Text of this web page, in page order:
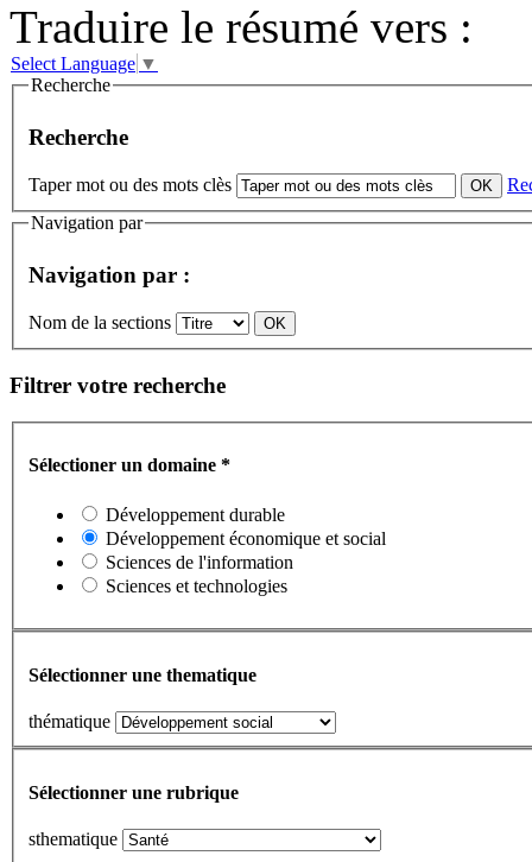
Traduire le résumé vers :
Select Language ▼
Recherche
Recherche
Taper mot ou des mots clès
Navigation par
Navigation par :
Nom de la sections
Filtrer votre recherche
Sélectioner un domaine *
Développement durable
Développement économique et social
Sciences de l'information
Sciences et technologies
Sélectionner une thematique
thématique
Sélectionner une rubrique
sthematique